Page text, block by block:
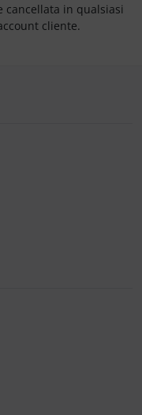
cancellata in qualsiasi
cliente.